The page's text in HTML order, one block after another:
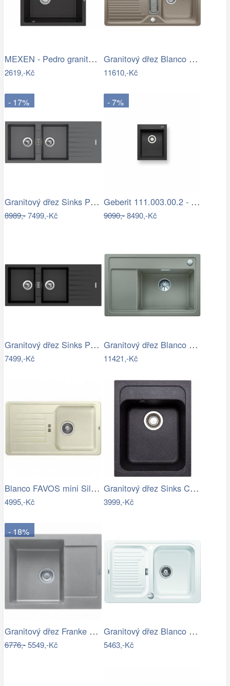
MEXEN - Pedro granitový dřez 1-miska…
2619,-Kč
Granitový dřez Blanco CLASSIC 5 S…
11610,-Kč
- 17%
Granitový dřez Sinks PERFECTO 1160 DUO…
8989,-7499,-Kč
- 7%
Geberit 111.003.00.2 - Podomítkový…
9090,-8490,-Kč
Granitový dřez Sinks PERFECTO 1160 DUO…
7499,-Kč
Granitový dřez Blanco ZENAR XL 6 S…
11421,-Kč
Blanco FAVOS mini Silgranit jasmín…
4995,-Kč
Granitový dřez Sinks CLASSIC 400…
3999,-Kč
- 18%
Granitový dřez Franke MRG 611-62 Šedý…
6776,-5549,-Kč
Granitový dřez Blanco CLASSIC 45 S…
5463,-Kč